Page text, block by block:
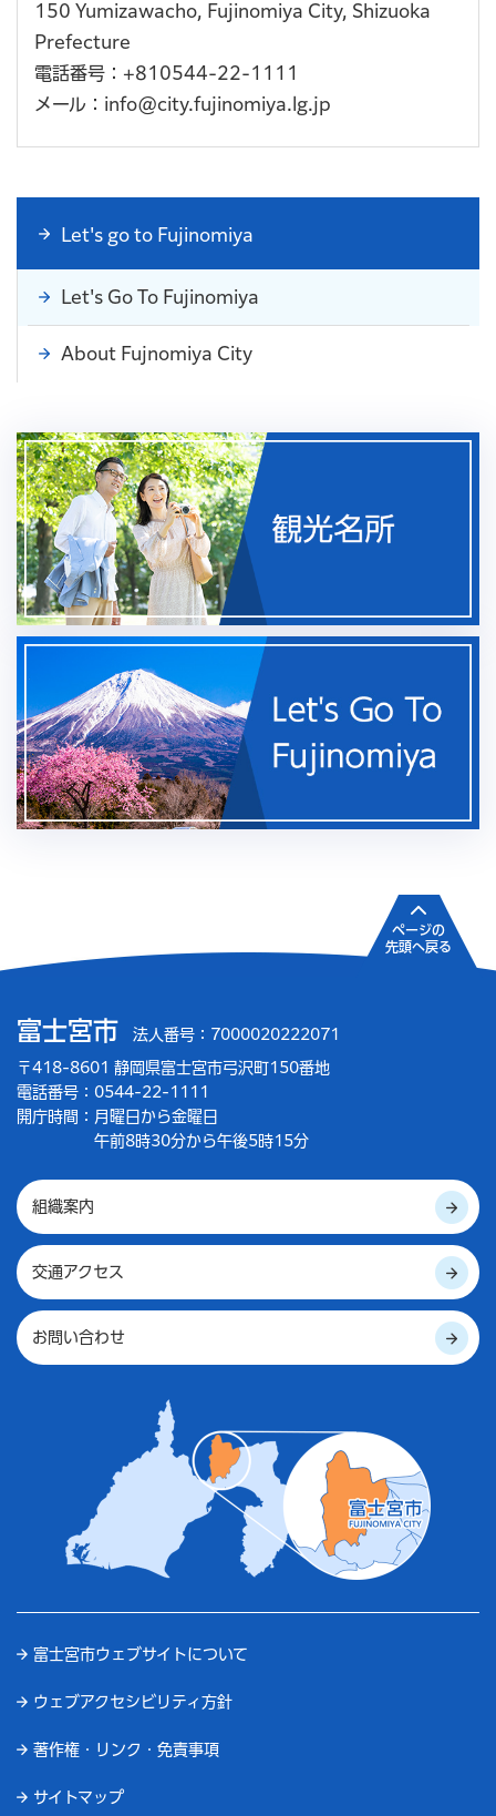
150 Yumizawacho, Fujinomiya City, Shizuoka
Prefecture
電話番号：+810544-22-1111
メール：info@city.fujinomiya.lg.jp
Let's go to Fujinomiya
Let's Go To Fujinomiya
About Fujnomiya City
富士宮市 法人番号：7000020222071
〒418-8601 静岡県富士宮市弓沢町150番地
電話番号：0544-22-1111
開庁時間： 月曜日から金曜日
午前8時30分から午後5時15分
組織案内
交通アクセス
お問い合わせ
富士宮市ウェブサイトについて
ウェブアクセシビリティ方針
著作権・リンク・免責事項
サイトマップ
ページの
先頭へ戻る